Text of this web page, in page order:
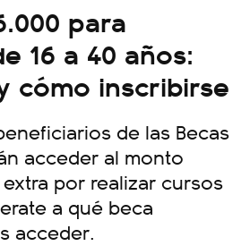
para
16 a 40 años:
cómo inscribirse
de las Becas
acceder al monto
por realizar cursos
a qué beca
acceder.